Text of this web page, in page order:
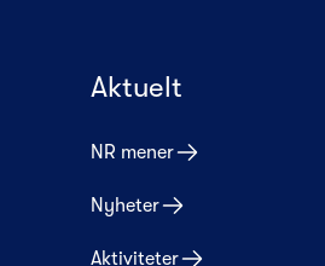
Aktuelt
NR mener
Nyheter
Aktiviteter